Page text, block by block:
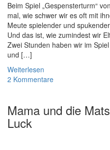
Beim Spiel „Gespensterturm“
mal, wie schwer wir es oft mit
Meute spielender und
Und das ist, wie zumindest wir
Zwei Stunden haben wir im
und […]
Weiterlesen
2 Kommentare
Mama und die
Luck